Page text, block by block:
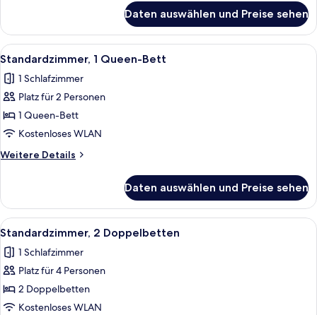
1 Queen-
Bett
und
Daten auswählen und Preise sehen
Alle
Fotos
für
Standardzimmer,
1
Queen-
Bett
anzeigen
Ein Hotelzimmer mit einem großen
5
Standardzimmer, 1 Queen-Bett
1 Schlafzimmer
Platz für 2 Personen
1 Queen-Bett
Kostenloses WLAN
Weitere Details
Weitere
1
Queen-
Bett
Daten auswählen und Preise sehen
Alle
Fotos
für
Standardzimmer,
2 Doppelbetten
anzeigen
Ein Hotelzimmer mit zwei Betten,
8
Standardzimmer, 2 Doppelbetten
1 Schlafzimmer
Platz für 4 Personen
2 Doppelbetten
Kostenloses WLAN